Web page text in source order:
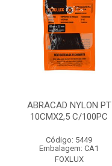
ABRACAD NYLON PT
10CMX2,5 C/100PC
Código: 5449
Embalagem: CA1
FOXLUX